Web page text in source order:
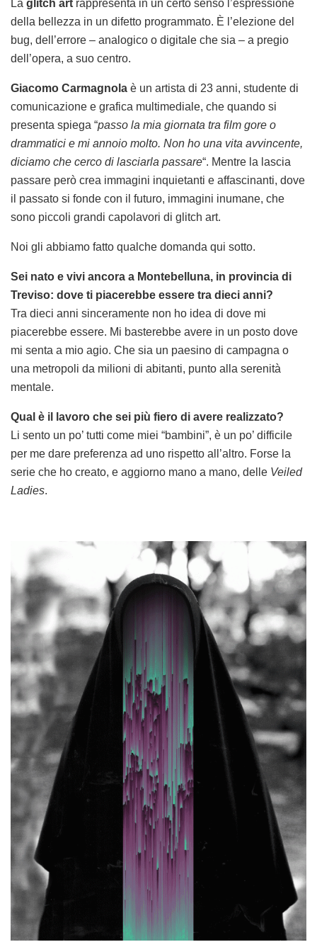
La glitch art rappresenta in un certo senso l’espressione
della bellezza in un difetto programmato. È l’elezione del
bug, dell’errore – analogico o digitale che sia – a pregio
dell’opera, a suo centro.
Giacomo Carmagnola è un artista di 23 anni, studente di
comunicazione e grafica multimediale, che quando si
presenta spiega “passo la mia giornata tra film gore o
drammatici e mi annoio molto. Non ho una vita avvincente,
diciamo che cerco di lasciarla passare“. Mentre la lascia
passare però crea immagini inquietanti e affascinanti, dove
il passato si fonde con il futuro, immagini inumane, che
sono piccoli grandi capolavori di glitch art.
Noi gli abbiamo fatto qualche domanda qui sotto.
Sei nato e vivi ancora a Montebelluna, in provincia di
Treviso: dove ti piacerebbe essere tra dieci anni?
Tra dieci anni sinceramente non ho idea di dove mi
piacerebbe essere. Mi basterebbe avere in un posto dove
mi senta a mio agio. Che sia un paesino di campagna o
una metropoli da milioni di abitanti, punto alla serenità
mentale.
Qual è il lavoro che sei più fiero di avere realizzato?
Li sento un po’ tutti come miei “bambini”, è un po’ difficile
per me dare preferenza ad uno rispetto all’altro. Forse la
serie che ho creato, e aggiorno mano a mano, delle Veiled
Ladies.